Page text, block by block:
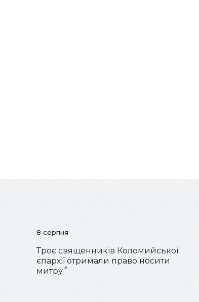
8 серпня
Троє священників Коломийської
єпархії отримали право носити
митру